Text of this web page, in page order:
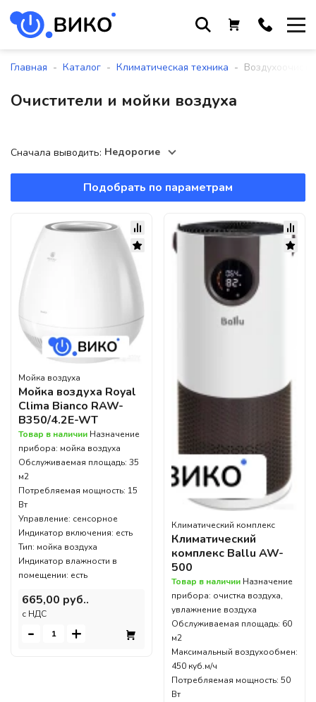
с понедельника по пятницу
+375 44 564 01 13
+375 29 861 18 28
По всем вопросам
sales@viko-t.by
Оплата и доставка
Контакты
220118, г. Минск, ул. Крупской, д.
17, пом. 38, оф. №1
Главная - Каталог - Климатическая техника -
Очистители и мойки воздуха
Сначала выводить: Недорогие
Подобрать по параметрам
Мойка воздуха
Мойка воздуха Royal
Clima Bianco RAW-
B350/4.2E-WT
Товар в наличии Назначение
прибора: мойка воздуха
Обслуживаемая площадь: 35
м2
Потребляемая мощность: 15
Вт
Управление: сенсорное
Индикатор включения: есть
Тип: мойка воздуха
Индикатор влажности в
помещении: есть
665,00 руб..
c НДС
- +
Климатический комплекс
Климатический
комплекс Ballu AW-
500
Товар в наличии Назначение
прибора: очистка воздуха,
увлажнение воздуха
Обслуживаемая площадь: 60
м2
Максимальный воздухообмен:
450 куб.м/ч
Потребляемая мощность: 50
Вт